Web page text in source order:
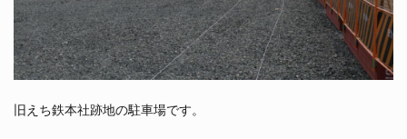
旧えち鉄本社跡地の駐車場です。